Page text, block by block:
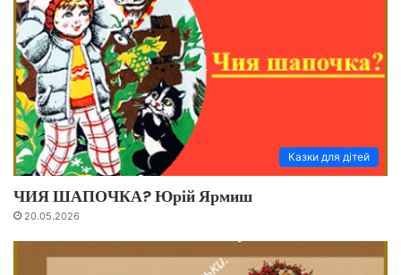
Казки для дітей
ЧИЯ ШАПОЧКА? Юрій Ярмиш
20.05.2026